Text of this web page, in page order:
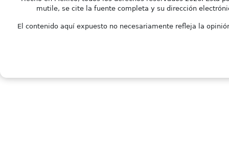
mutile, se cite la fuente completa y su dirección
El contenido aquí expuesto no necesariamente refleja la